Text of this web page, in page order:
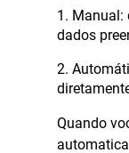
1. Manual:
dados
2.
Quando